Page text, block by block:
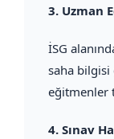
3. Uzman
İSG
saha
eğitmenler
4. Sınav